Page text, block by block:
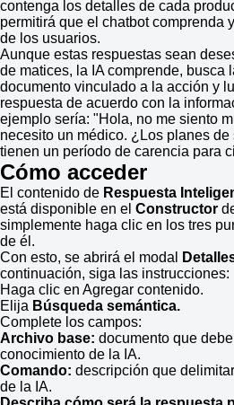
contenga los detalles de cada
permitirá que el chatbot comprenda
de los usuarios.
Aunque estas respuestas sean
de matices, la IA comprende, busca
documento vinculado a la acción y
respuesta de acuerdo con la
ejemplo sería: "Hola, no me siento
necesito un médico. ¿Los planes
tienen un período de carencia para
Cómo acceder
El contenido de Respuesta
está disponible en el Constructor
simplemente haga clic en los tres
de él.
Con esto, se abrirá el modal
continuación, siga las instrucciones:
Haga clic en Agregar contenido.
Elija Búsqueda semántica.
Complete los campos:
Archivo base: documento que
conocimiento de la IA.
Comando: descripción que
de la IA.